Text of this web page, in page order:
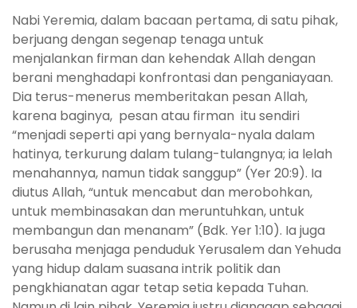
Nabi Yeremia, dalam bacaan pertama, di satu pihak,
berjuang dengan segenap tenaga untuk
menjalankan firman dan kehendak Allah dengan
berani menghadapi konfrontasi dan penganiayaan.
Dia terus-menerus memberitakan pesan Allah,
karena baginya, pesan atau firman itu sendiri
“menjadi seperti api yang bernyala-nyala dalam
hatinya, terkurung dalam tulang-tulangnya; ia lelah
menahannya, namun tidak sanggup” (Yer 20:9). Ia
diutus Allah, “untuk mencabut dan merobohkan,
untuk membinasakan dan meruntuhkan, untuk
membangun dan menanam” (Bdk. Yer 1:10). Ia juga
berusaha menjaga penduduk Yerusalem dan Yehuda
yang hidup dalam suasana intrik politik dan
pengkhianatan agar tetap setia kepada Tuhan.